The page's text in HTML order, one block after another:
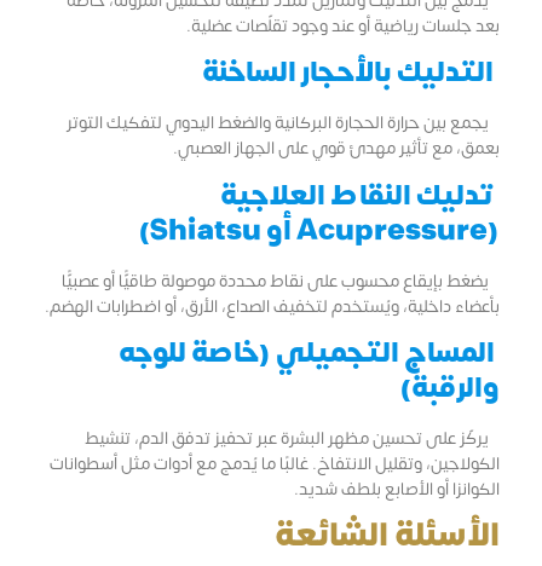
بعد جلسات رياضية أو عند وجود تقلّصات عضلية.
التدليك بالأحجار الساخنة
يجمع بين حرارة الحجارة البركانية والضغط اليدوي لتفكيك التوتر
بعمق، مع تأثير مهدئ قوي على الجهاز العصبي.
تدليك النقاط العلاجية
(Acupressure أو Shiatsu)
يضغط بإيقاع محسوب على نقاط محددة موصولة طاقيًّا أو عصبيًّا
بأعضاء داخلية، ويُستخدم لتخفيف الصداع، الأرق، أو اضطرابات الهضم.
المساج التجميلي (خاصة للوجه
والرقبة)
يركّز على تحسين مظهر البشرة عبر تحفيز تدفق الدم، تنشيط
الكولاجين، وتقليل الانتفاخ. غالبًا ما يُدمج مع أدوات مثل أسطوانات
الكوانزا أو الأصابع بلطف شديد.
الأسئلة الشائعة